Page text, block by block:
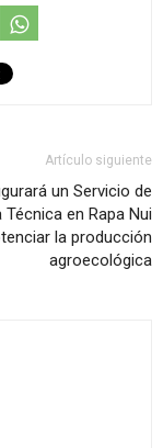
Artículo siguiente
un Servicio de
en Rapa Nui
la producción
agroecológica